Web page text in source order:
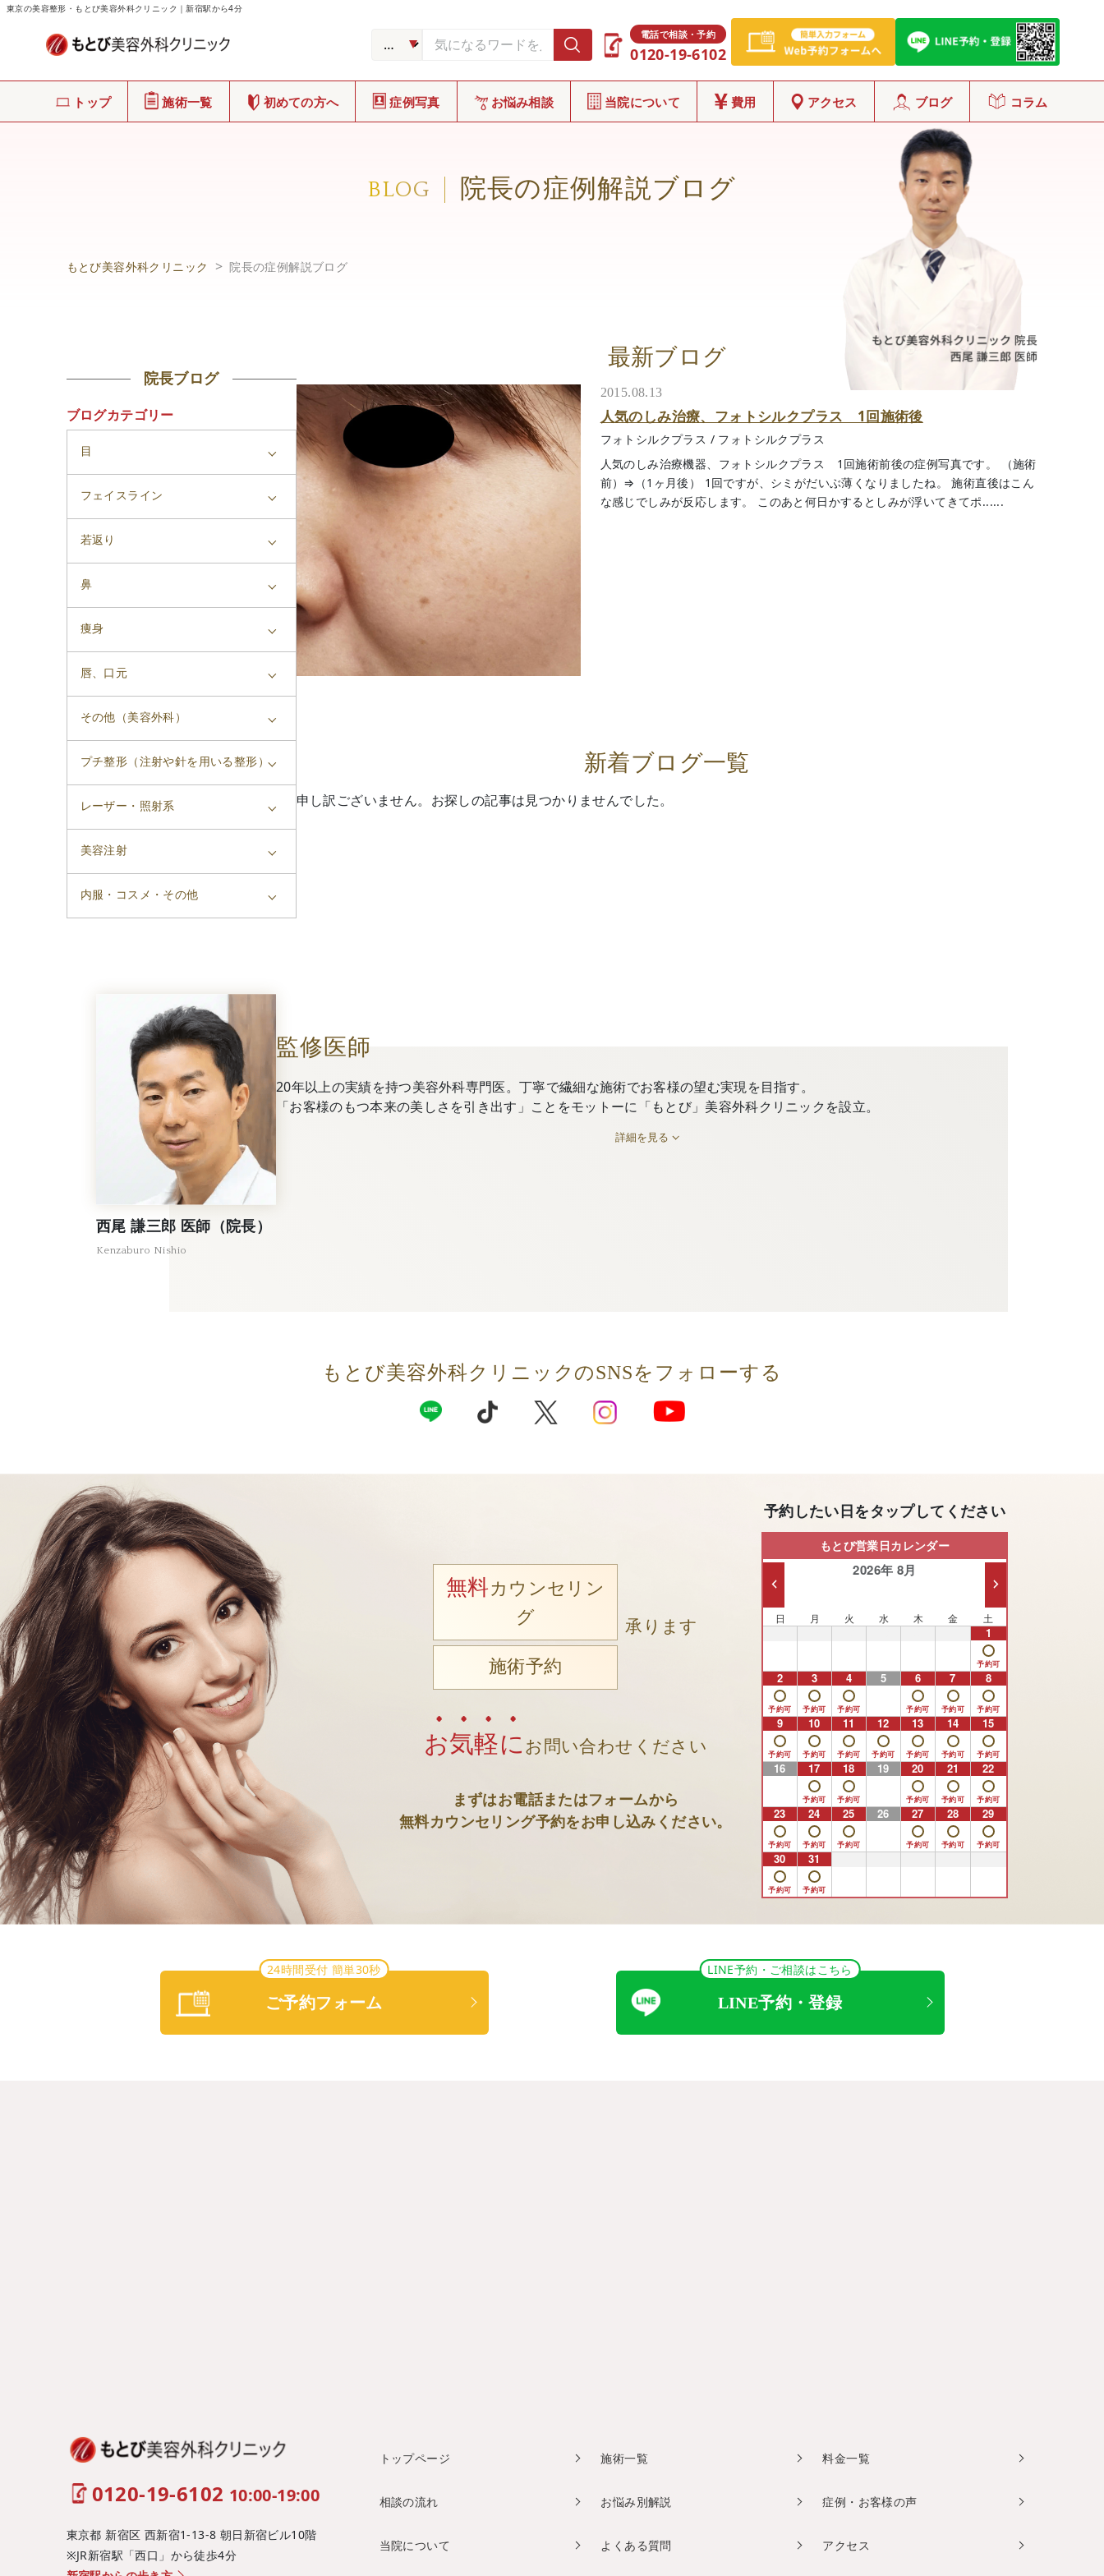
東京の美容整形・もとび美容外科クリニック｜新宿駅から4分
電話で相談・予約
0120-19-6102
トップ 施術一覧 初めての方へ 症例写真 お悩み相談 当院について 費用 アクセス ブログ コラム
BLOG 院長の症例解説ブログ
もとび美容外科クリニック 院長の症例解説ブログ
院長ブログ
ブログカテゴリー
目
フェイスライン
若返り
鼻
痩身
唇、口元
その他（美容外科）
プチ整形（注射や針を用いる整形）
レーザー・照射系
美容注射
内服・コスメ・その他
最新ブログ
2015.08.13
人気のしみ治療、フォトシルクプラス 1回施術後
フォトシルクプラス / フォトシルクプラス
人気のしみ治療機器、フォトシルクプラス 1回施術前後の症例写真です。 （施術
前）⇒（1ヶ月後） 1回ですが、シミがだいぶ薄くなりましたね。 施術直後はこん
な感じでしみが反応します。 このあと何日かするとしみが浮いてきてポ......
新着ブログ一覧
申し訳ございません。お探しの記事は見つかりませんでした。
監修医師
20年以上の実績を持つ美容外科専門医。丁寧で繊細な施術でお客様の望む実現を目指す。
「お客様のもつ本来の美しさを引き出す」ことをモットーに「もとび」美容外科クリニックを設立。
詳細を見る
西尾 謙三郎 医師（院長）
Kenzaburo Nishio
もとび美容外科クリニックのSNSをフォローする
無料カウンセリン
グ
施術予約
承ります
お気軽に お問い合わせください
まずはお電話またはフォームから
無料カウンセリング予約をお申し込みください。
予約したい日をタップしてください
もとび営業日カレンダー
2026年 8月
日 月 火 水 木 金 土
1
2 3 4 5 6 7 8
9 10 11 12 13 14 15
16 17 18 19 20 21 22
23 24 25 26 27 28 29
30 31
24時間受付 簡単30秒
ご予約フォーム
LINE予約・ご相談はこちら
LINE予約・登録
0120-19-6102 10:00-19:00
東京都 新宿区 西新宿1-13-8 朝日新宿ビル10階
※JR新宿駅「西口」から徒歩4分
トップページ 施術一覧 料金一覧
相談の流れ お悩み別解説 症例・お客様の声
当院について よくある質問 アクセス